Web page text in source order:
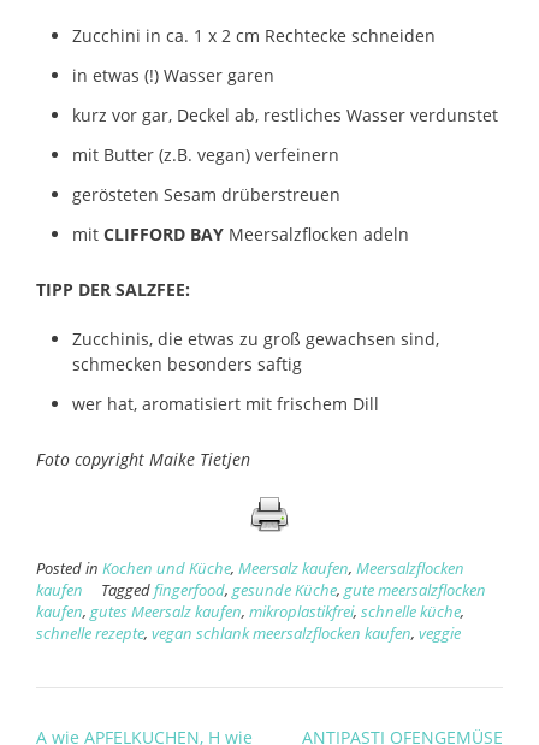
Zucchini in ca. 1 x 2 cm Rechtecke schneiden
in etwas (!) Wasser garen
kurz vor gar, Deckel ab, restliches Wasser verdunstet
mit Butter (z.B. vegan) verfeinern
gerösteten Sesam drüberstreuen
mit CLIFFORD BAY Meersalzflocken adeln
TIPP DER SALZFEE:
Zucchinis, die etwas zu groß gewachsen sind,
schmecken besonders saftig
wer hat, aromatisiert mit frischem Dill
Foto copyright Maike Tietjen
Posted in Kochen und Küche, Meersalz kaufen, Meersalzflocken
kaufen
Taggedfingerfood, gesunde Küche, gute meersalzflocken
kaufen, gutes Meersalz kaufen, mikroplastikfrei, schnelle küche,
schnelle rezepte, vegan schlank meersalzflocken kaufen, veggie
Post
A wie APFELKUCHEN, H wie
ANTIPASTI OFENGEMÜSE